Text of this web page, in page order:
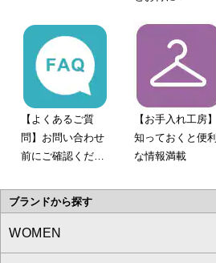
【よくあるご質
問】お問い合わせ
前にご確認くださ
【お手入れ工房】
知っておくと便利
な情報満載
ブランドから探す
WOMEN